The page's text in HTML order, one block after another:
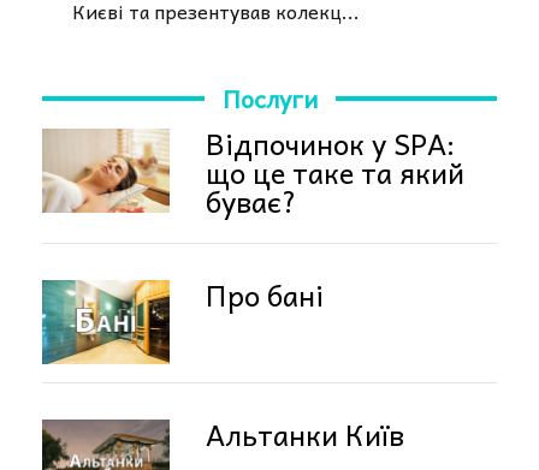
Києві та презентував колекц...
Послуги
Відпочинок у SPA:
що це таке та який
буває?
Про бані
Альтанки Київ